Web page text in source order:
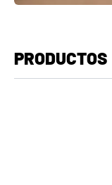
PRODUCTOS